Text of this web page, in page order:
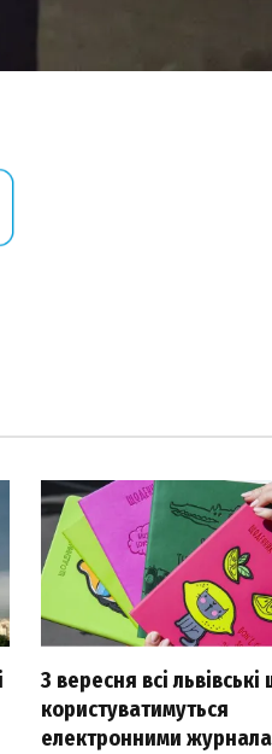
З вересня всі
користуватимуться
електронними